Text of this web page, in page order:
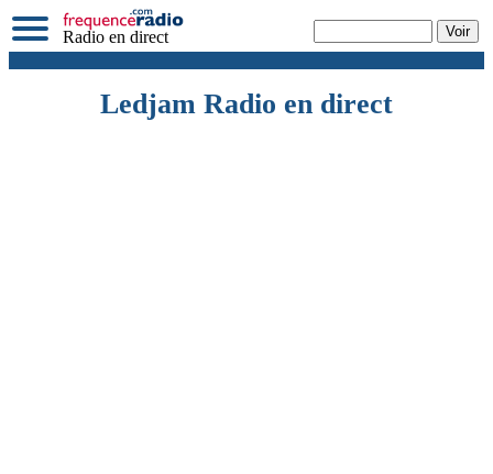
Radio en direct
Ledjam Radio en direct